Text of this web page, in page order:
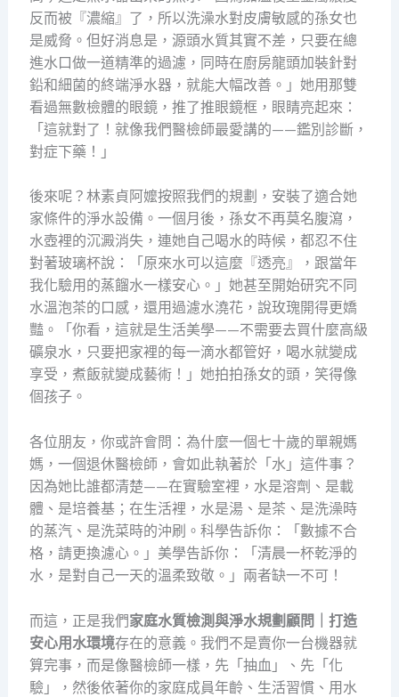
反而被『濃縮』了，所以洗澡水對皮膚敏感的孫女也
是威脅。但好消息是，源頭水質其實不差，只要在總
進水口做一道精準的過濾，同時在廚房龍頭加裝針對
鉛和細菌的終端淨水器，就能大幅改善。」她用那雙
看過無數檢體的眼鏡，推了推眼鏡框，眼睛亮起來：
「這就對了！就像我們醫檢師最愛講的——鑑別診斷，
對症下藥！」
後來呢？林素貞阿嬤按照我們的規劃，安裝了適合她
家條件的淨水設備。一個月後，孫女不再莫名腹瀉，
水壺裡的沉澱消失，連她自己喝水的時候，都忍不住
對著玻璃杯說：「原來水可以這麼『透亮』，跟當年
我化驗用的蒸餾水一樣安心。」她甚至開始研究不同
水溫泡茶的口感，還用過濾水澆花，說玫瑰開得更嬌
豔。「你看，這就是生活美學——不需要去買什麼高級
礦泉水，只要把家裡的每一滴水都管好，喝水就變成
享受，煮飯就變成藝術！」她拍拍孫女的頭，笑得像
個孩子。
各位朋友，你或許會問：為什麼一個七十歲的單親媽
媽，一個退休醫檢師，會如此執著於「水」這件事？
因為她比誰都清楚——在實驗室裡，水是溶劑、是載
體、是培養基；在生活裡，水是湯、是茶、是洗澡時
的蒸汽、是洗菜時的沖刷。科學告訴你：「數據不合
格，請更換濾心。」美學告訴你：「清晨一杯乾淨的
水，是對自己一天的溫柔致敬。」兩者缺一不可！
而這，正是我們家庭水質檢測與淨水規劃顧問｜打造
安心用水環境存在的意義。我們不是賣你一台機器就
算完事，而是像醫檢師一樣，先「抽血」、先「化
驗」，然後依著你的家庭成員年齡、生活習慣、用水